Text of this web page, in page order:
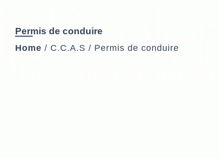
Permis de conduire
Home / C.C.A.S / Permis de conduire